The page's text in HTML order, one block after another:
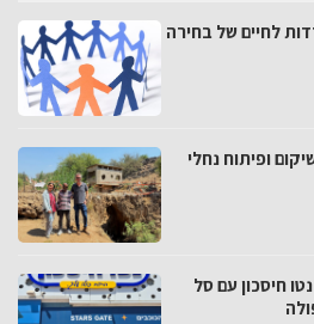
לחיים של בחירה
ופיתוח נחלי
מ־125 ש״ח: נטו חיסכון עם סל